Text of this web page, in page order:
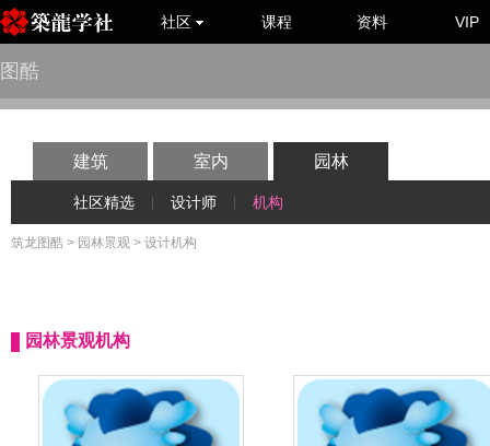
社区 课程 资料 VIP
图酷
建筑 室内 园林
社区精选 设计师 机构
筑龙图酷 > 园林景观 > 设计机构
园林景观机构